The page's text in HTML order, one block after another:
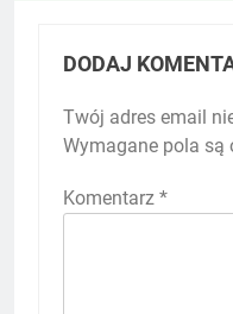
DODAJ
Twój adres email
Wymagane pola są
Komentarz *